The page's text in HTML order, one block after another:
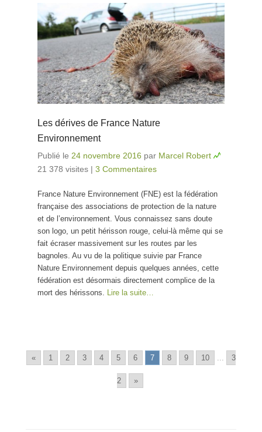
Les dérives de France Nature
Environnement
Publié le 24 novembre 2016 par Marcel Robert
21 378 visites | 3 Commentaires
France Nature Environnement (FNE) est la fédération
française des associations de protection de la nature
et de l’environnement. Vous connaissez sans doute
son logo, un petit hérisson rouge, celui-là même qui se
fait écraser massivement sur les routes par les
bagnoles. Au vu de la politique suivie par France
Nature Environnement depuis quelques années, cette
fédération est désormais directement complice de la
mort des hérissons. Lire la suite…
« 1 2 3 4 5 6 7 8 9 10 ... 3
2 »